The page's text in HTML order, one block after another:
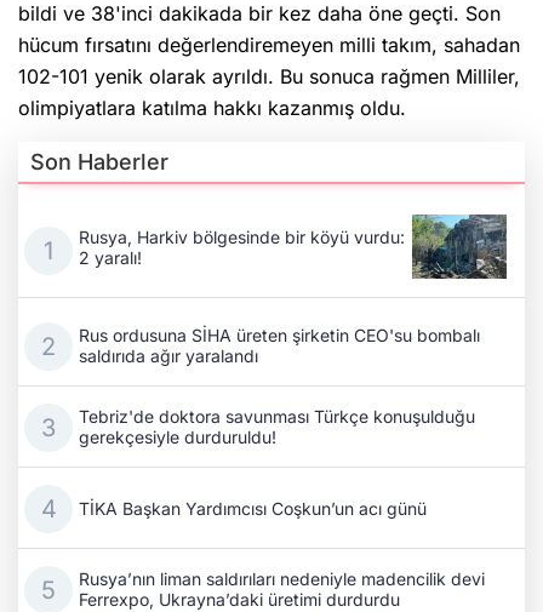
bildi ve 38'inci dakikada bir kez daha öne geçti. Son
hücum fırsatını değerlendiremeyen milli takım, sahadan
102-101 yenik olarak ayrıldı. Bu sonuca rağmen Milliler,
olimpiyatlara katılma hakkı kazanmış oldu.
Son Haberler
Rusya, Harkiv bölgesinde bir köyü vurdu:
2 yaralı!
Rus ordusuna SİHA üreten şirketin CEO'su bombalı
saldırıda ağır yaralandı
Tebriz'de doktora savunması Türkçe konuşulduğu
gerekçesiyle durduruldu!
TİKA Başkan Yardımcısı Coşkun’un acı günü
Rusya’nın liman saldırıları nedeniyle madencilik devi
Ferrexpo, Ukrayna’daki üretimi durdurdu